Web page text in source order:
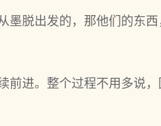
墨脱出发的，那他们的东
前进。整个过程不用多说